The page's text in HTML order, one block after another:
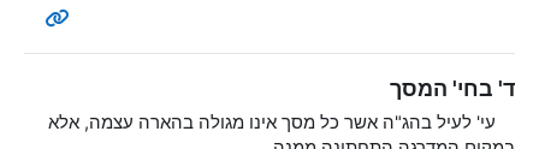
ד' בחי' המסך
עי' לעיל בהג"ה אשר כל מסך אינו מגולה בהארה עצמה, אלא